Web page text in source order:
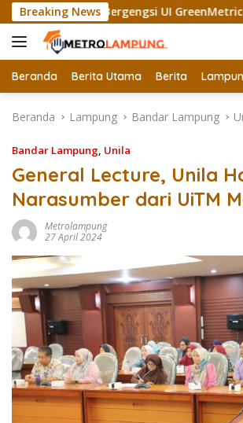
Langsung
ke
konten
Breaking News
Sertifikat Bergengsi UI GreenMetric
Beranda Berita Utama Berita
Beranda Lampung Bandar Lampung
Bandar Lampung, Unila
General Lecture, Unila
Narasumber dari UiTM
Metrolampung
27 April 2024